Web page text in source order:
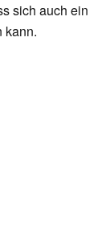
sich auch ein
kann.